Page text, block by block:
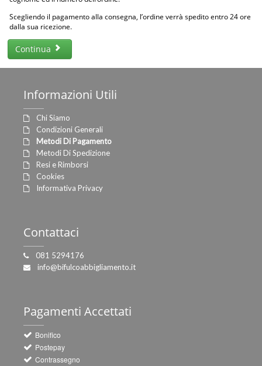
Scegliendo il pagamento alla consegna, l’ordine verrà spedito entro 24 ore
dalla sua ricezione.
Continua
Informazioni Utili
Chi Siamo
Condizioni Generali
Metodi Di Pagamento
Metodi Di Spedizione
Resi e Rimborsi
Cookies
Informativa Privacy
Contattaci
081 5294176
info@bifulcoabbigliamento.it
Pagamenti Accettati
Bonifico
Postepay
Contrassegno